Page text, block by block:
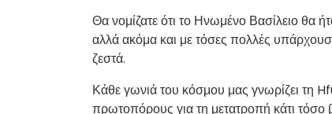
Θα νομίζατε ότι το Ηνωμένο Βασίλειο θα
αλλά ακόμα και με τόσες πολλές
ζεστά.
Κάθε γωνιά του κόσμου μας γνωρίζει τη
πρωτοπόρους για τη μετατροπή κάτι